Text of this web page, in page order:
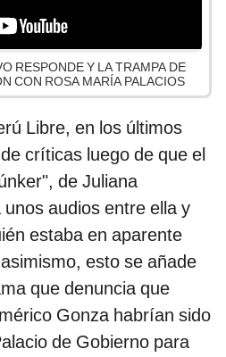
RESPONDE Y LA TRAMPA DE
CON ROSA MARÍA PALACIOS
Libre, en los últimos
críticas luego de que el
de Juliana
audios entre ella y
estaba en aparente
esto se añade
que denuncia que
Gonza habrían sido
de Gobierno para